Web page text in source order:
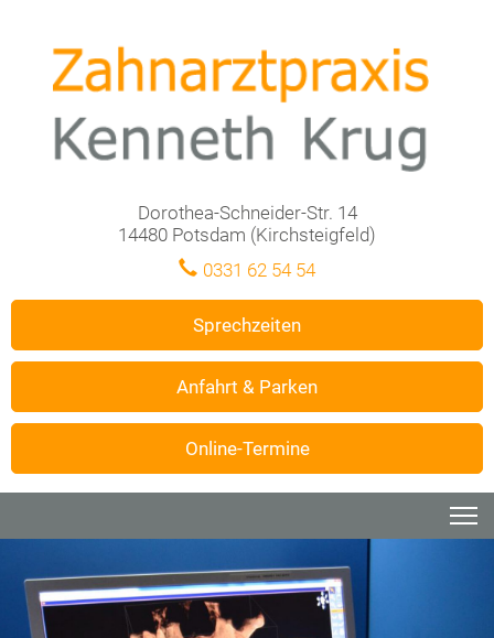
Dorothea-Schneider-Str. 14
14480 Potsdam (Kirchsteigfeld)
0331 62 54 54
Sprechzeiten
Anfahrt & Parken
Online-Termine